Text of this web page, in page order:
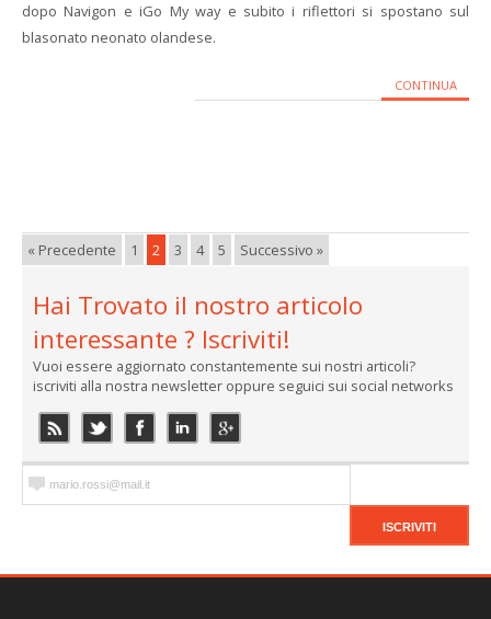
dopo Navigon e iGo My way e subito i riflettori si spostano sul
blasonato neonato olandese.
CONTINUA
« Precedente 1 2 3 4 5 Successivo »
Hai Trovato il nostro articolo
interessante ? Iscriviti!
Vuoi essere aggiornato constantemente sui nostri articoli?
iscriviti alla nostra newsletter oppure seguici sui social networks